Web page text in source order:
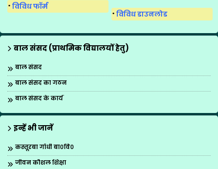
विविध फॉर्म
विविध डाउनलोड
बाल संसद (प्राथमिक विद्यालयों हेतु)
बाल संसद
बाल संसद का गठन
बाल संसद के कार्य
इन्हें भी जानें
कस्तूरबा गाँधी बा०वि०
जीवन कौशल शिक्षा